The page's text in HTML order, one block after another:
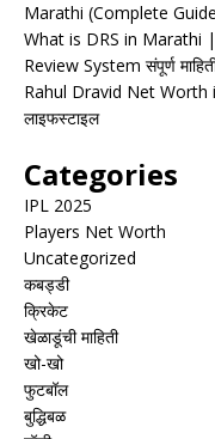
Marathi (Complete
What is DRS in Marathi
Review System संपूर्ण
Rahul Dravid Net Worth
लाइफस्टाइल
Categories
IPL 2025
Players Net Worth
Uncategorized
कबड्डी
क्रिकेट
खेळाडूंची माहिती
खो-खो
फुटबॉल
बुद्धिबळ